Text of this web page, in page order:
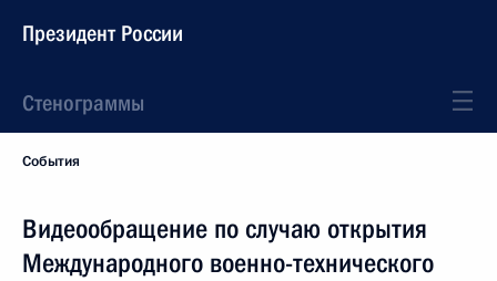
Президент России
Стенограммы
События
Видеообращение по случаю открытия
Международного военно-технического